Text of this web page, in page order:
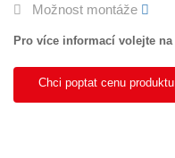
Možnost montáže
Pro více informací volejte na
Chci poptat cenu produktu